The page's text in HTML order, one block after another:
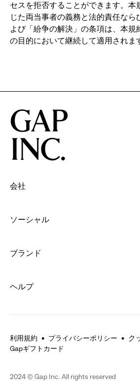
セスを拒否することができます。本
じた両当事者の義務と法的責任なら
よび「紛争の解決」の条項は、本規
の目的において継続して適用されま
会社
to
ソーシャル
to
ブランド
to
ヘルプ
expand
利用規約 プライバシーポリシー ク
Gapギフトカード
2024 © Gap Inc. All rights reserved